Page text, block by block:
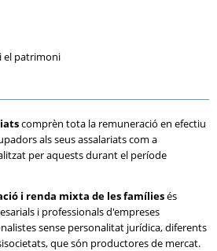
el patrimoni
comprèn tota la remuneració en efectiu
als seus assalariats com a
per aquests durant el període
i renda mixta de les famíliesés
i professionals d'empreses
sense personalitat jurídica, diferents
que són productores de mercat.